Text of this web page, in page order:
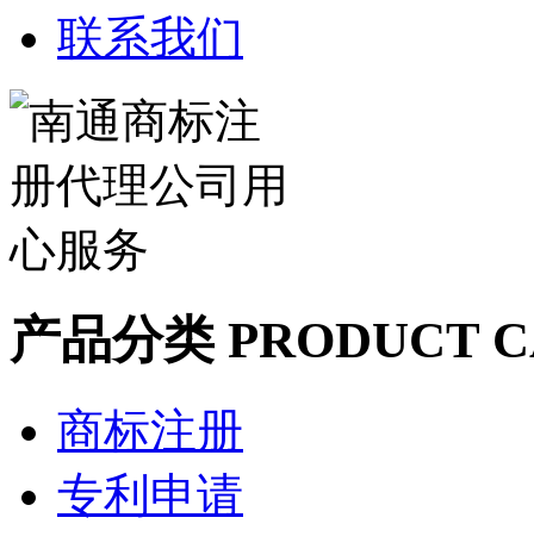
联系我们
产品分类PRODUCT
商标注册
专利申请